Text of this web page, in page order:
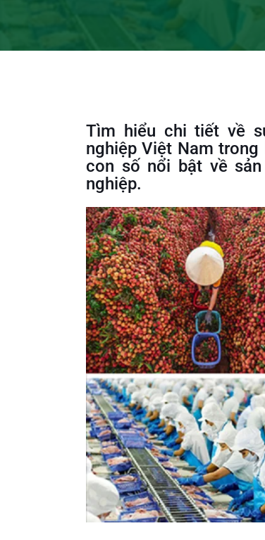
Tìm hiểu chi tiết về
nghiệp Việt Nam
con số nổi bật về
nghiệp.